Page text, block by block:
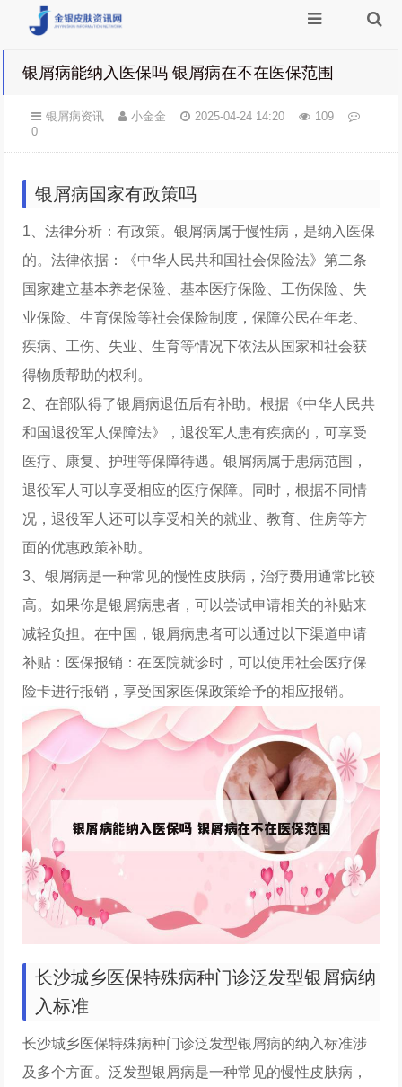
银屑病能纳入医保吗 银屑病在不在医保范围
银屑病资讯 小金金 2025-04-24 14:20
109
0
银屑病国家有政策吗
1、法律分析：有政策。银屑病属于慢性病，是纳入医保
的。法律依据：《中华人民共和国社会保险法》第二条
国家建立基本养老保险、基本医疗保险、工伤保险、失
业保险、生育保险等社会保险制度，保障公民在年老、
疾病、工伤、失业、生育等情况下依法从国家和社会获
得物质帮助的权利。
2、在部队得了银屑病退伍后有补助。根据《中华人民共
和国退役军人保障法》，退役军人患有疾病的，可享受
医疗、康复、护理等保障待遇。银屑病属于患病范围，
退役军人可以享受相应的医疗保障。同时，根据不同情
况，退役军人还可以享受相关的就业、教育、住房等方
面的优惠政策补助。
3、银屑病是一种常见的慢性皮肤病，治疗费用通常比较
高。如果你是银屑病患者，可以尝试申请相关的补贴来
减轻负担。在中国，银屑病患者可以通过以下渠道申请
补贴：医保报销：在医院就诊时，可以使用社会医疗保
险卡进行报销，享受国家医保政策给予的相应报销。
长沙城乡医保特殊病种门诊泛发型银屑病纳
入标准
长沙城乡医保特殊病种门诊泛发型银屑病的纳入标准涉
及多个方面。泛发型银屑病是一种常见的慢性皮肤病，